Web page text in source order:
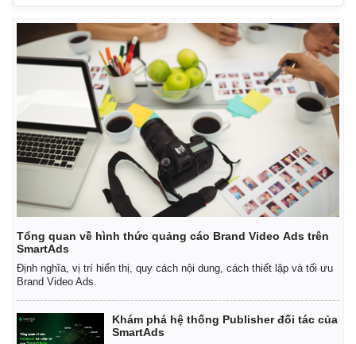
Tổng quan về hình thức quảng cáo Brand Video Ads trên
SmartAds
Định nghĩa, vị trí hiển thị, quy cách nội dung, cách thiết lập và tối ưu
Brand Video Ads.
Khám phá hệ thống Publisher đối tác của
SmartAds